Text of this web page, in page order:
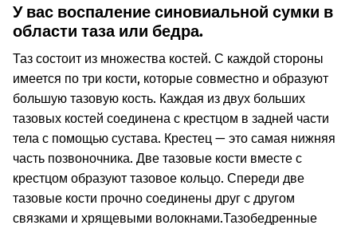
У вас воспаление синовиальной сумки в
области таза или бедра.
Таз состоит из множества костей. С каждой стороны
имеется по три кости, которые совместно и образуют
большую тазовую кость. Каждая из двух больших
тазовых костей соединена с крестцом в задней части
тела с помощью сустава. Крестец — это самая нижняя
часть позвоночника. Две тазовые кости вместе с
крестцом образуют тазовое кольцо. Спереди две
тазовые кости прочно соединены друг с другом
связками и хрящевыми волокнами.Тазобедренные